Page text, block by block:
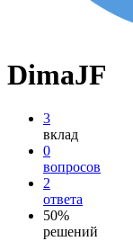
DimaJF
3
вклад
0
вопросов
2
ответа
50%
решений